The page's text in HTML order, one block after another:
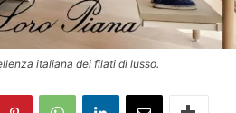
italiana dei filati di lusso.